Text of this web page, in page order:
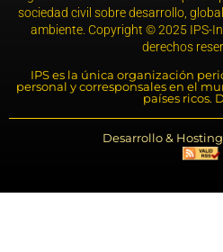
sociedad civil sobre desarrollo,
ambiente. Copyright © 2025 IPS-
derechos
IPS es la única organización
personal y corresponsales en el
países ricos.
Desarrollo &